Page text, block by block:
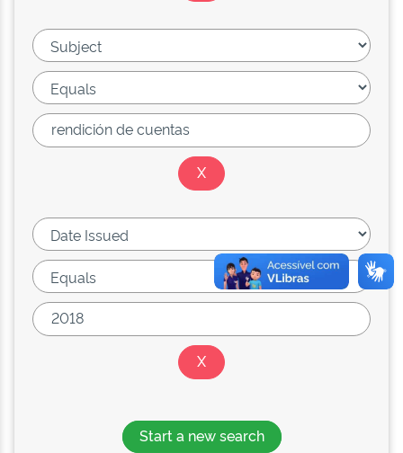
Start a new search